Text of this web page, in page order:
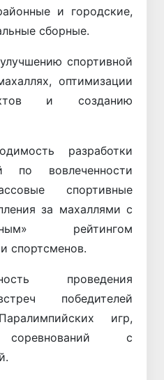
и городские,
сборные.
спортивной
оптимизации
и созданию
разработки
по вовлеченности
спортивные
за махаллями с
рейтингом
спортсменов.
проведения
победителей
игр,
соревнований с